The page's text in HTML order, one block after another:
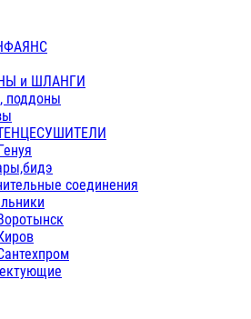
и ШЛАНГИ
поддоны
соединения